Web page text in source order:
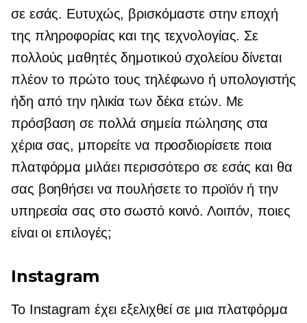
σε εσάς. Ευτυχώς, βρισκόμαστε στην εποχή
της πληροφορίας και της τεχνολογίας. Σε
πολλούς μαθητές δημοτικού σχολείου δίνεται
πλέον το πρώτο τους τηλέφωνο ή υπολογιστής
ήδη από την ηλικία των δέκα ετών. Με
πρόσβαση σε πολλά σημεία πώλησης στα
χέρια σας, μπορείτε να προσδιορίσετε ποια
πλατφόρμα μιλάει περισσότερο σε εσάς και θα
σας βοηθήσει να πουλήσετε το προϊόν ή την
υπηρεσία σας στο σωστό κοινό. Λοιπόν, ποιες
είναι οι επιλογές;
Instagram
Το Instagram έχει εξελιχθεί σε μια πλατφόρμα